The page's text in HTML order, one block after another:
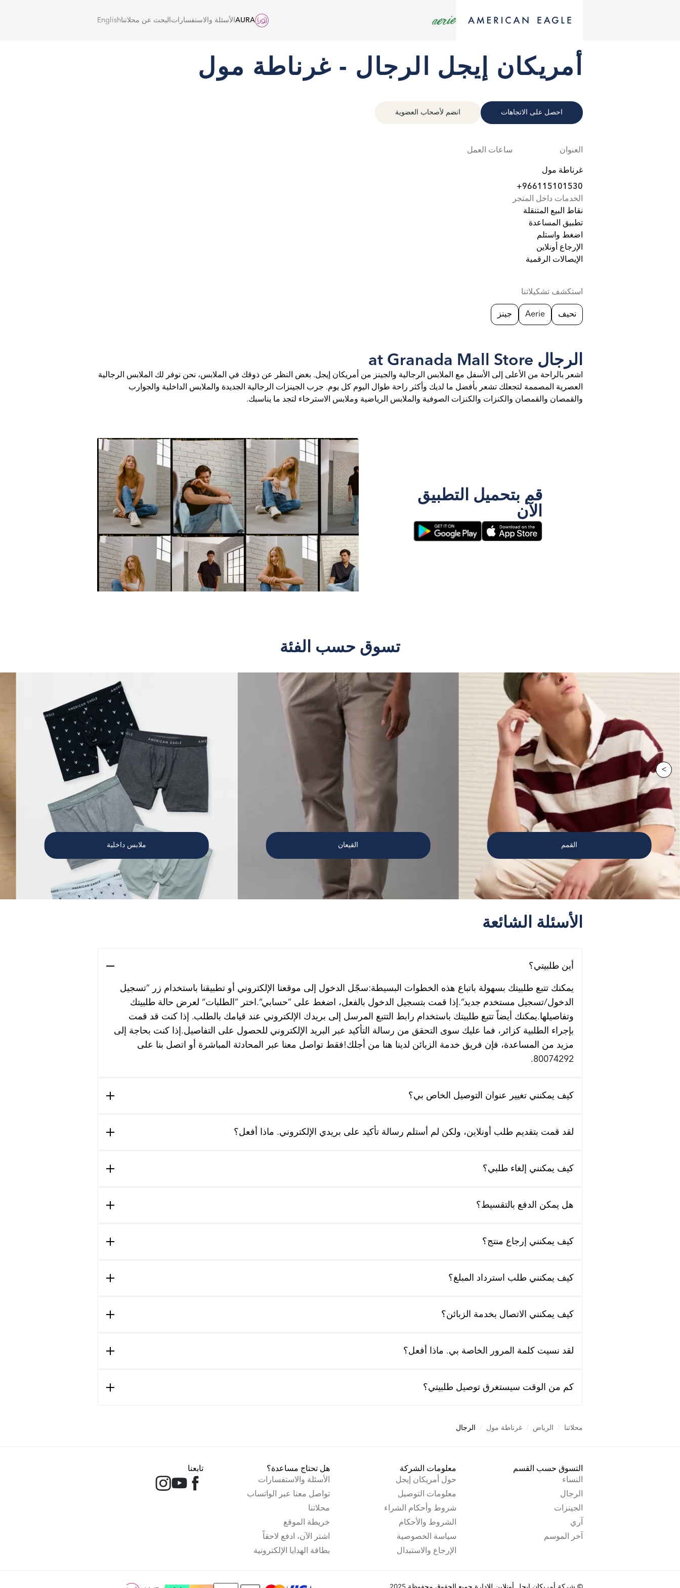
AURA الأسئلة والاستفسارات البحث عن محلاتناEnglish
أمريكان إيجل الرجال - غرناطة مول
احصل على الاتجاهات انضم لأصحاب العضوية
العنوان
غرناطة مول
+966115101530
الخدمات داخل المتجر
نقاط البيع المتنقلة
تطبيق المساعدة
اضغط واستلم
الإرجاع أونلاين
الإيصالات الرقمية
ساعات العمل
استكشف تشكيلاتنا
نحيف Aerie جينز
الرجال at Granada Mall Store
اشعر بالراحة من الأعلى إلى الأسفل مع الملابس الرجالية والجينز من أمريكان إيجل. بغض النظر عن ذوقك في الملابس، نحن نوفر لك الملابس الرجالية
العصرية المصممة لتجعلك تشعر بأفضل ما لديك وأكثر راحة طوال اليوم كل يوم. جرب الجينزات الرجالية الجديدة والملابس الداخلية والجوارب
والقمصان والقمصان والكنزات والكنزات الصوفية والملابس الرياضية وملابس الاسترخاء لتجد ما يناسبك.
قم بتحميل التطبيق
الآن
تسوق حسب الفئة
القمم القيعان ملابس داخلية
>
الأسئلة الشائعة
أين طلبيتي؟
يمكنك تتبع طلبيتك بسهولة باتباع هذه الخطوات البسيطة:سجّل الدخول إلى موقعنا الإلكتروني أو تطبيقنا باستخدام زر ”تسجيل
الدخول/تسجيل مستخدم جديد“.إذا قمت بتسجيل الدخول بالفعل، اضغط على ”حسابي“.اختر ”الطلبات“ لعرض حالة طلبيتك
وتفاصيلها.يمكنك أيضاً تتبع طلبيتك باستخدام رابط التتبع المرسل إلى بريدك الإلكتروني عند قيامك بالطلب. إذا كنت قد قمت
بإجراء الطلبية كزائر، فما عليك سوى التحقق من رسالة التأكيد عبر البريد الإلكتروني للحصول على التفاصيل.إذا كنت بحاجة إلى
مزيد من المساعدة، فإن فريق خدمة الزبائن لدينا هنا من أجلك!فقط تواصل معنا عبر المحادثة المباشرة أو اتصل بنا على
80074292.
كيف يمكنني تغيير عنوان التوصيل الخاص بي؟
لقد قمت بتقديم طلب أونلاين، ولكن لم أستلم رسالة تأكيد على بريدي الإلكتروني. ماذا أفعل؟
كيف يمكنني إلغاء طلبي؟
هل يمكن الدفع بالتقسيط؟
كيف يمكنني إرجاع منتج؟
كيف يمكنني طلب استرداد المبلغ؟
كيف يمكنني الاتصال بخدمة الزبائن؟
لقد نسيت كلمة المرور الخاصة بي. ماذا أفعل؟
كم من الوقت سيستغرق توصيل طلبيتي؟
محلاتنا / الرياض / غرناطة مول / الرجال
التسوق حسب القسم
النساء
الرجال
الجينزات
آري
آخر الموسم
معلومات الشركة
حول أمريكان إيجل
معلومات التوصيل
شروط وأحكام الشراء
الشروط والأحكام
سياسة الخصوصية
الإرجاع والاستبدال
هل تحتاج مساعدة؟
الأسئلة والاستفسارات
تواصل معنا عبر الواتساب
محلاتنا
خريطة الموقع
اشتر الآن، ادفع لاحقاً
بطاقة الهدايا الإلكترونية
تابعنا